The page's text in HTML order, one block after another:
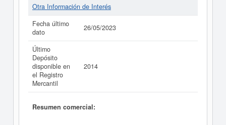
Otra Información de Interés
Fecha último
dato
26/05/2023
Último
Depósito
disponible en
el Registro
Mercantil
2014
Resumen comercial: